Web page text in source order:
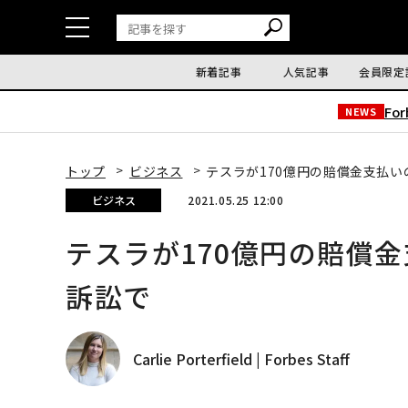
新着記事 人気記事 会員限定
NEWS
トップ ビジネス テスラが170億円の賠償金支払
ビジネス 2021.05.25 12:00
テスラが170億円の賠償
訴訟で
Carlie Porterfield | Forbes Staff